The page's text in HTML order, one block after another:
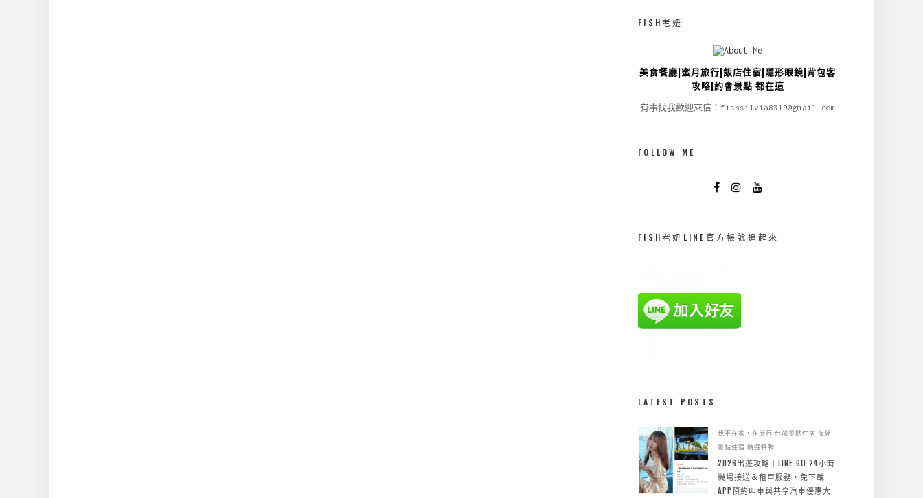
FISH老妞
美食餐廳|蜜月旅行|飯店住宿|隱形眼鏡|背包客
攻略|約會景點 都在這
有事找我歡迎來信：fishsilvia8319@gmail.com
FOLLOW ME
FISH老妞LINE官方帳號追起來
LATEST POSTS
我不在家，在旅行 台灣景點住宿 海外
景點住宿 精選特輯
2026出遊攻略｜LINE GO 24小時
機場接送＆租車服務，免下載
APP預約叫車與共享汽車優惠大